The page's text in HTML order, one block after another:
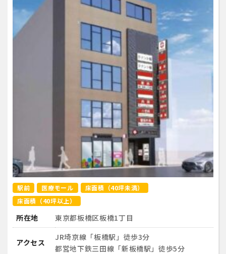
駅前 医療モール
床面積（40坪未満）
床面積（40坪以上）
所在地 東京都板橋区板橋1丁目
アクセス
JR埼京線「板橋駅」徒歩3分
都営地下鉄三田線「新板橋駅」徒歩5分